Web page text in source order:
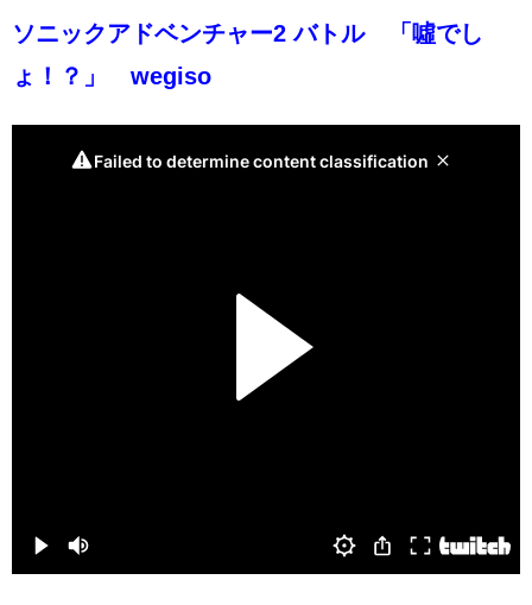
ソニックアドベンチャー2 バトル 「噓でし
ょ！？」 wegiso